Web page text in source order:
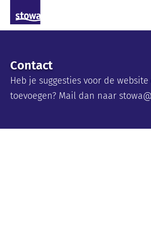
Contact
Heb je suggesties voor de
toevoegen? Mail dan naar